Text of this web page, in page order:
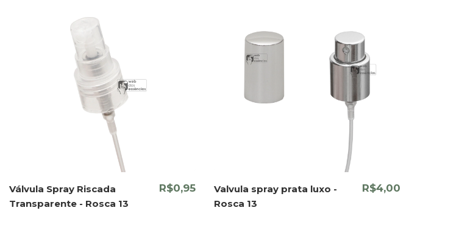
Válvula Spray Riscada
Transparente - Rosca 13
R$0,95
Valvula spray prata luxo -
Rosca 13
R$4,00